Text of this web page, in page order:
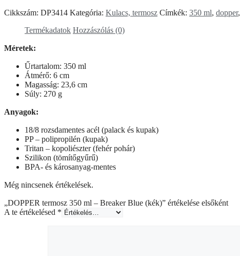
Cikkszám: DP3414 Kategória: Kulacs, termosz Címkék: 350 ml, dopper,
Termékadatok Hozzászólás (0)
Méretek:
Űrtartalom: 350 ml
Átmérő: 6 cm
Magasság: 23,6 cm
Súly: 270 g
Anyagok:
18/8 rozsdamentes acél (palack és kupak)
PP – polipropilén (kupak)
Tritan – kopoliészter (fehér pohár)
Szilikon (tömítőgyűrű)
BPA- és károsanyag-mentes
Még nincsenek értékelések.
„DOPPER termosz 350 ml – Breaker Blue (kék)” értékelése elsőként
A te értékelésed *